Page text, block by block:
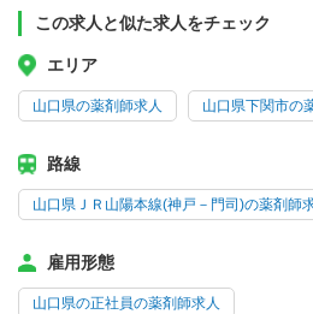
この求人と似た求人をチェック
エリア
山口県の薬剤師求人 山口県下関市の
路線
山口県ＪＲ山陽本線(神戸－門司)の薬剤師
雇用形態
山口県の正社員の薬剤師求人